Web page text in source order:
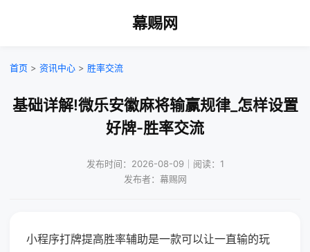
幕赐网
首页 > 资讯中心 > 胜率交流
基础详解!微乐安徽麻将输赢规律_怎样设置
好牌-胜率交流
发布时间：2026-08-09｜阅读：1
发布者：幕赐网
小程序打牌提高胜率辅助是一款可以让一直输的玩